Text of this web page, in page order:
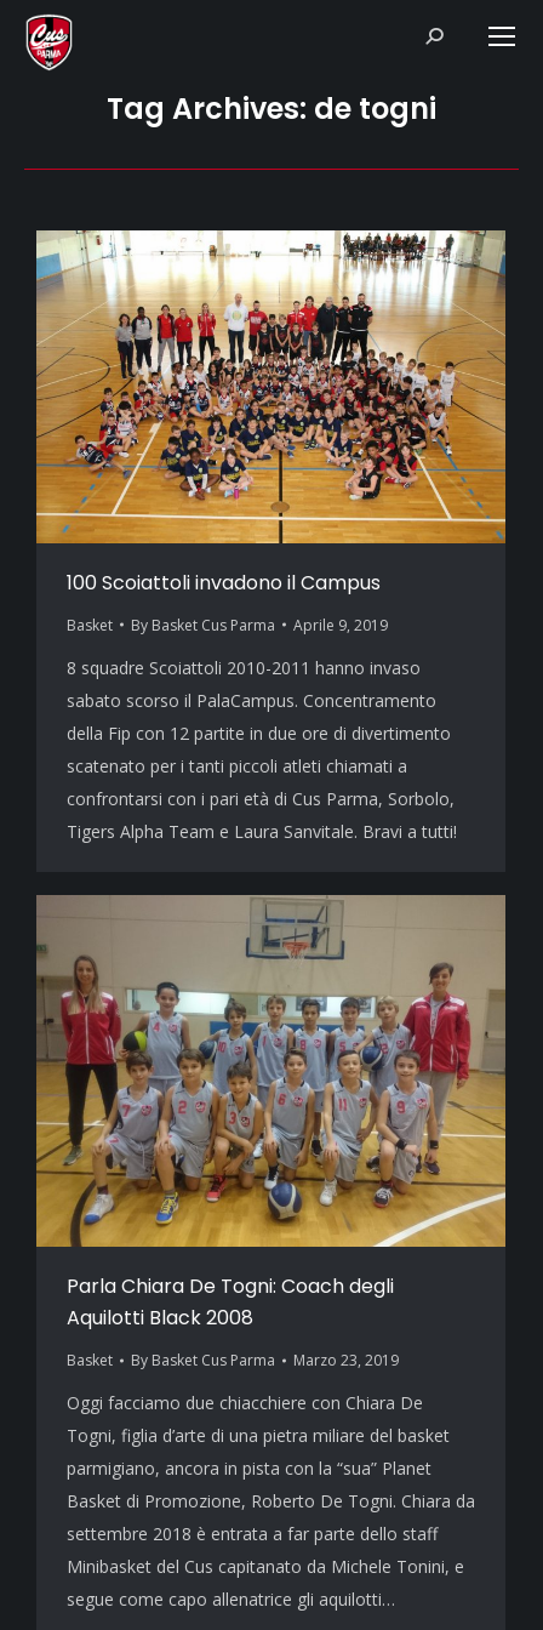
Search:
Tag Archives: de togni
100 Scoiattoli invadono il Campus
Basket By Basket Cus Parma Aprile 9, 2019
8 squadre Scoiattoli 2010-2011 hanno invaso
sabato scorso il PalaCampus. Concentramento
della Fip con 12 partite in due ore di divertimento
scatenato per i tanti piccoli atleti chiamati a
confrontarsi con i pari età di Cus Parma, Sorbolo,
Tigers Alpha Team e Laura Sanvitale. Bravi a tutti!
Parla Chiara De Togni: Coach degli
Aquilotti Black 2008
Basket By Basket Cus Parma Marzo 23, 2019
Oggi facciamo due chiacchiere con Chiara De
Togni, figlia d’arte di una pietra miliare del basket
parmigiano, ancora in pista con la “sua” Planet
Basket di Promozione, Roberto De Togni. Chiara da
settembre 2018 è entrata a far parte dello staff
Minibasket del Cus capitanato da Michele Tonini, e
segue come capo allenatrice gli aquilotti…